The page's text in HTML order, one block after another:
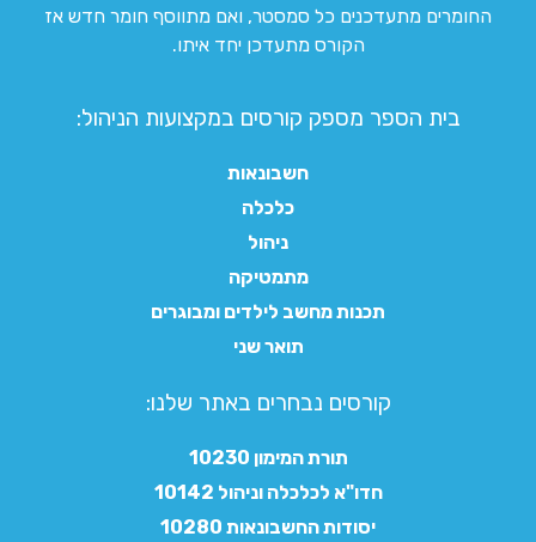
החומרים מתעדכנים כל סמסטר, ואם מתווסף חומר חדש אז
הקורס מתעדכן יחד איתו.
בית הספר מספק קורסים במקצועות הניהול:
חשבונאות
כלכלה
ניהול
מתמטיקה
תכנות מחשב לילדים ומבוגרים
תואר שני
קורסים נבחרים באתר שלנו:​
תורת המימון 10230
חדו"א לכלכלה וניהול 10142
יסודות החשבונאות 10280